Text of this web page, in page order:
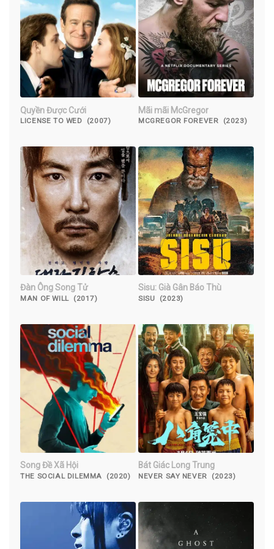
Quyền Được Cưới
LICENSE TO WED (2007)
Mãi mãi McGregor
MCGREGOR FOREVER (2023)
Đàn Ông Song Tử
MAN OF WILL (2017)
Sisu: Già Gân Báo Thù
SISU (2023)
Song Đề Xã Hội
THE SOCIAL DILEMMA (2020)
Bát Giác Long Trung
NEVER SAY NEVER (2023)